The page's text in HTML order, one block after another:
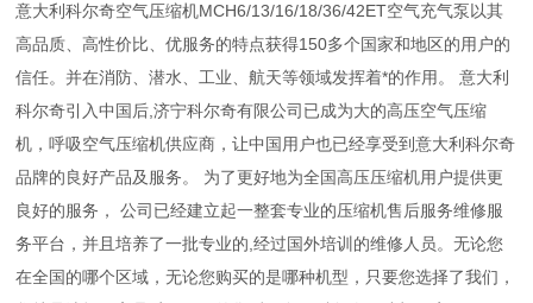
意大利科尔奇空气压缩机MCH6/13/16/18/36/42ET空气充气泵以其
高品质、高性价比、优服务的特点获得150多个国家和地区的用户的
信任。并在消防、潜水、工业、航天等领域发挥着*的作用。 意大利
科尔奇引入中国后,济宁科尔奇有限公司已成为大的高压空气压缩
机，呼吸空气压缩机供应商，让中国用户也已经享受到意大利科尔奇
品牌的良好产品及服务。 为了更好地为全国高压压缩机用户提供更
良好的服务， 公司已经建立起一整套专业的压缩机售后服务维修服
务平台，并且培养了一批专业的,经过国外培训的维修人员。无论您
在全国的哪个区域，无论您购买的是哪种机型，只要您选择了我们，